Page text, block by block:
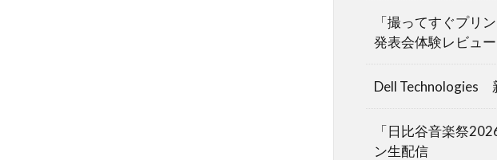
「撮ってすぐプリ
発表会体験レビュー
Dell Technologies
「日比谷音楽祭
ン生配信